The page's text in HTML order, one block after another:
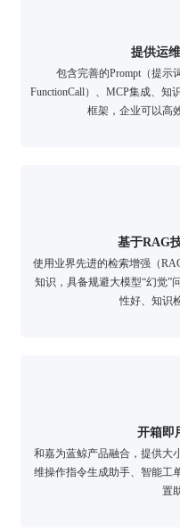
提供运
包含完善的Prompt（提示
FunctionCall）、MCP集成、知
框架，企业可以高
基于RAG
使用业界先进的检索增强（
知识，具备规避大模型“幻觉”
性好、知识
开箱即
和嘉为蓝鲸产品融合，提供大
维操作指令生成助手、智能工
置
验证码登录 密码登录